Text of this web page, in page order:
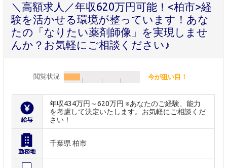
＼高額求人／年収620万円可能！<柏市>経
験を活かせる環境が整っています！あな
たの「なりたい薬剤師像」を実現しませ
んか？お気軽にご相談ください♪
閲覧状況 今が狙い目！
年収434万円～620万円 ※あなたのご経験、能力
を考慮して決定いたします。お気軽にご相談くだ
さい！
千葉県 柏市